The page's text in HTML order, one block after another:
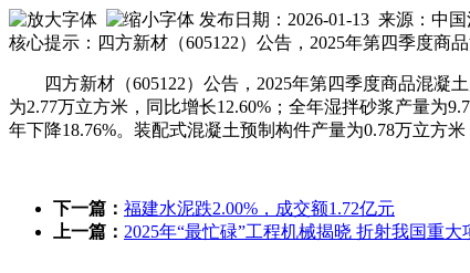
发布日期：2026-01-13 来源：中
核心提示：四方新材（605122）公告，2025年第四季度商
四方新材（605122）公告，2025年第四季度商品混凝
为2.77万立方米，同比增长12.60%；全年湿拌砂浆产量为
年下降18.76%。装配式混凝土预制构件产量为0.78万立方
下一篇： 福建水泥跌2.00%，成交额1.72亿元
上一篇： 2025年“最忙碌”工程机械揭晓 折射我国重